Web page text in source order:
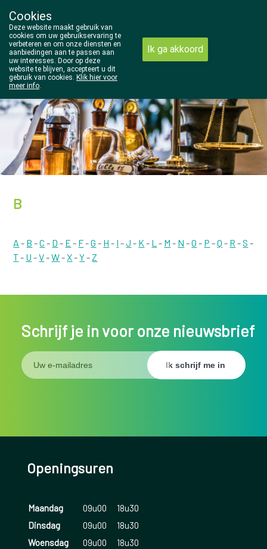
014/810298
Vandaag
B
A - B -C - D - E - F-G - H - I -J - K- L - M - N -O - P -Q - R -S -
T- U -V-W-X-Y-Z
Schrijf je in voor onze nieuwsbrief
Openingsuren
Maandag 09u00
18u30
Dinsdag
09u00
18u30
Woensdag
09u00
18u30
Cookies
Deze website maakt gebruik van
cookies om uw gebruikservaring te
verbeteren en om onze diensten en
aanbiedingen aan te passen aan
uw interesses. Door op deze
website te blijven, accepteert u dit
gebruik van cookies. Klik hier voor
meer info.
Ik ga akkoord